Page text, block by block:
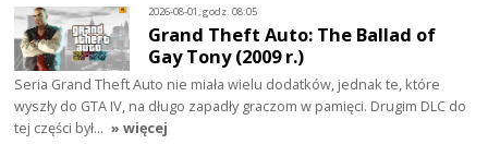
2026-08-01, godz. 08:05
Grand Theft Auto: The Ballad of
Gay Tony (2009 r.)
Seria Grand Theft Auto nie miała wielu dodatków, jednak te, które
wyszły do GTA IV, na długo zapadły graczom w pamięci. Drugim DLC do
tej części był… » więcej